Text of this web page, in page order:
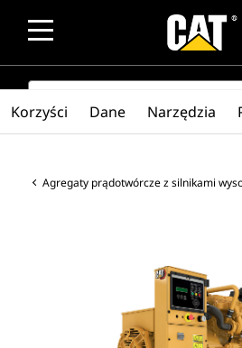
SEARCH
Agregaty prądotwórcze z silnikami
Korzyści Dane Narzędzia